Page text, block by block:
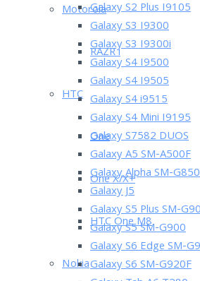
Motorola
RAZR i
HTC
One
One X/X+
HTC One M8
Nokia
Galaxy S2 Plus I9105
Galaxy S3 I9300
Galaxy S3 I9300i
Galaxy S4 I9500
Galaxy S4 I9505
Galaxy S4 i9515
Galaxy S4 Mini I9195
Galaxy S7582 DUOS
Galaxy A5 SM-A500F
Galaxy Alpha SM-G850
Galaxy J5
Galaxy S5 Plus SM-
Galaxy S5 SM-G900
Galaxy S6 Edge SM-
Galaxy S6 SM-G920F